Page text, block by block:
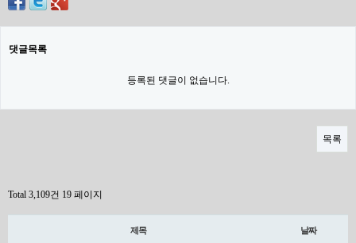
댓글목록
등록된 댓글이 없습니다.
목록
Total 3,109건 19 페이지
제목 날짜